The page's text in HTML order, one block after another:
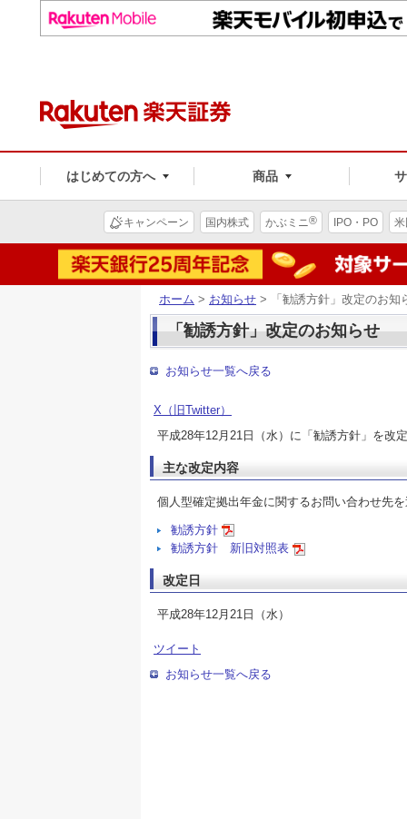
はじめての方へ 商品
キャンペーン 国内株式 かぶミニ® IPO・PO
ホーム > お知らせ > 「勧誘方針」改定のお知
「勧誘方針」改定のお知らせ
お知らせ一覧へ戻る
X（旧Twitter）
平成28年12月21日（水）に「勧誘方針」を改
主な改定内容
個人型確定拠出年金に関するお問い合わせ先
勧誘方針
勧誘方針 新旧対照表
改定日
平成28年12月21日（水）
ツイート
お知らせ一覧へ戻る